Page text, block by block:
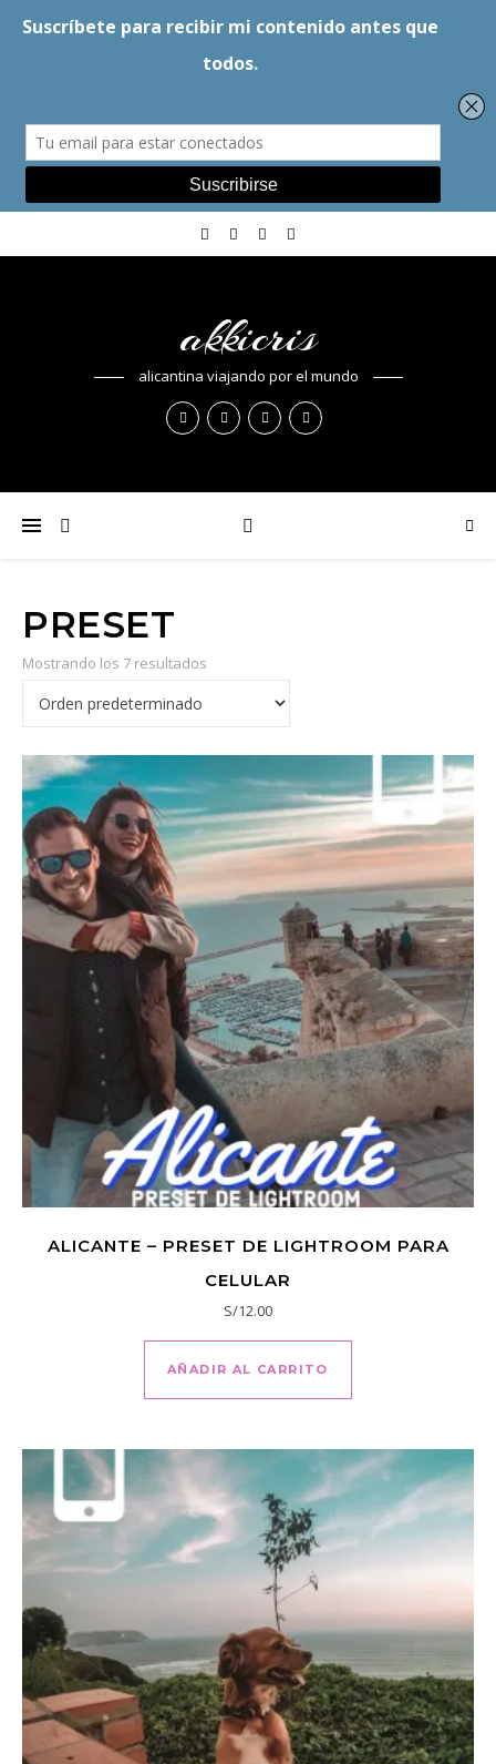
akkicris
alicantina viajando por el mundo
PRESET
Mostrando los 7 resultados
ALICANTE – PRESET DE LIGHTROOM PARA
CELULAR
S/12.00
AÑADIR AL CARRITO